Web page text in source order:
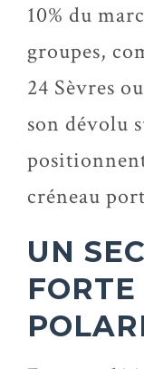
10% du
groupes,
24 Sèvres
son dévolu
créneau
UN
FORTE